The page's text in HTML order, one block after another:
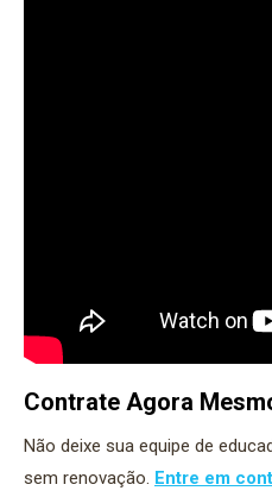
Contrate Agora
Não deixe sua equipe de
sem renovação. Entre em